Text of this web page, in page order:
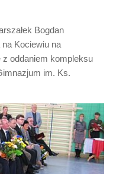
Bogdan
Kociewiu na
z oddaniem kompleksu
im. Ks.